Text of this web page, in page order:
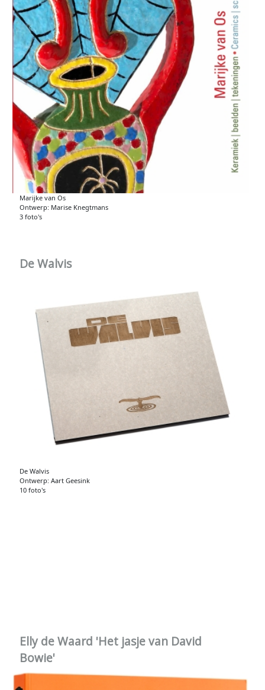
Marijke van Os
Ontwerp: Marise Knegtmans
3 foto's
De Walvis
De Walvis
Ontwerp: Aart Geesink
10 foto's
Elly de Waard 'Het jasje van David
Bowie'